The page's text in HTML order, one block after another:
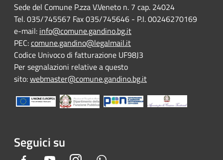
Sede del Comune P.zza V.Veneto n. 7 cap. 24024
Tel. 035/745567 Fax 035/745646 - P.I. 00246270169
e-mail: info@comune.gandino.bg.it
PEC:comune.gandino@legalmail.it
Codice Univoco di fatturazione UF98J3
Per segnalazioni relative a questo
sito:webmaster@comune.gandino.bg.it
Seguici su